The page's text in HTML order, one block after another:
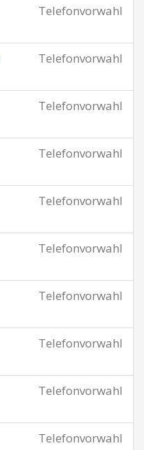
Telefonvorwahl
Telefonvorwahl
Telefonvorwahl
Telefonvorwahl
Telefonvorwahl
Telefonvorwahl
Telefonvorwahl
Telefonvorwahl
Telefonvorwahl
Telefonvorwahl